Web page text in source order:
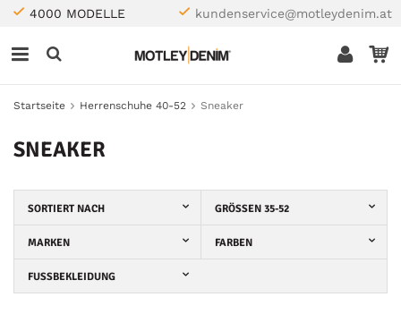
4000 MODELLE kundenservice@motleydenim.at
Startseite Herrenschuhe 40-52 Sneaker
SNEAKER
SORTIERT NACH GRÖSSEN 35-52
MARKEN FARBEN
FUSSBEKLEIDUNG